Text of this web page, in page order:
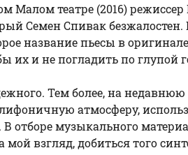
Малом театре (2016)
Семен Спивак
название пьесы в
их и не погладить по
Тем более, на
атмосферу,
отборе музыкального
взгляд, добиться того